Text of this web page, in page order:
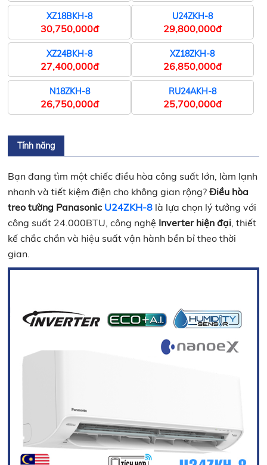
XZ18BKH-8
30,750,000đ
U24ZKH-8
29,800,000đ
XZ24BKH-8
27,400,000đ
XZ18ZKH-8
26,850,000đ
N18ZKH-8
26,750,000đ
RU24AKH-8
25,700,000đ
Tính năng
Bạn đang tìm một chiếc điều hòa công suất lớn, làm lạnh
nhanh và tiết kiệm điện cho không gian rộng?Điều hòa
treo tường Panasonic U24ZKH-8 là lựa chọn lý tưởng với
công suất 24.000BTU, công nghệ Inverter hiện đại, thiết
kế chắc chắn và hiệu suất vận hành bền bỉ theo thời
gian.